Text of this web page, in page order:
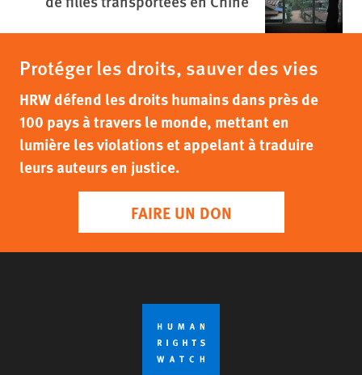
Protéger les droits, sauver des vies
HRW défend les droits humains dans près de
100 pays à travers le monde, mettant en
lumière les violations et appelant à traduire
leurs auteurs en justice.
FAIRE UN DON